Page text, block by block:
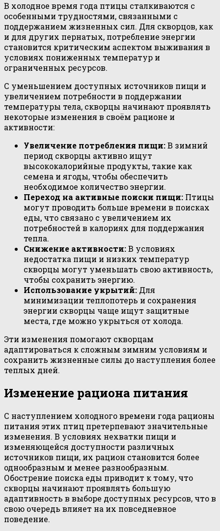
В холодное время года птицы сталкиваются с
особенными трудностями, связанными с
поддержанием жизненных сил. Для скворцов, как
и для других пернатых, потребление энергии
становится критическим аспектом выживания в
условиях пониженных температур и
ограниченных ресурсов.
С уменьшением доступных источников пищи и
увеличением потребности в поддержании
температуры тела, скворцы начинают проявлять
некоторые изменения в своём рационе и
активности:
Увеличение потребления пищи:В зимний
период скворцы активно ищут
высококалорийные продукты, такие как
семена и ягоды, чтобы обеспечить
необходимое количество энергии.
Переход на активные поиски пищи: Птицы
могут проводить больше времени в поисках
еды, что связано с увеличением их
потребностей в калориях для поддержания
тепла.
Снижение активности:В условиях
недостатка пищи и низких температур
скворцы могут уменьшать свою активность,
чтобы сохранить энергию.
Использование укрытий: Для
минимизации теплопотерь и сохранения
энергии скворцы чаще ищут защитные
места, где можно укрыться от холода.
Эти изменения помогают скворцам
адаптироваться к сложным зимним условиям и
сохранить жизненные силы до наступления более
теплых дней.
Изменение рациона питания
С наступлением холодного времени года рационы
питания этих птиц претерпевают значительные
изменения. В условиях нехватки пищи и
изменяющейся доступности различных
источников пищи, их рацион становится более
однообразным и менее разнообразным.
Обострение поиска еды приводит к тому, что
скворцы начинают проявлять большую
адаптивность в выборе доступных ресурсов, что в
свою очередь влияет на их повседневное
поведение.